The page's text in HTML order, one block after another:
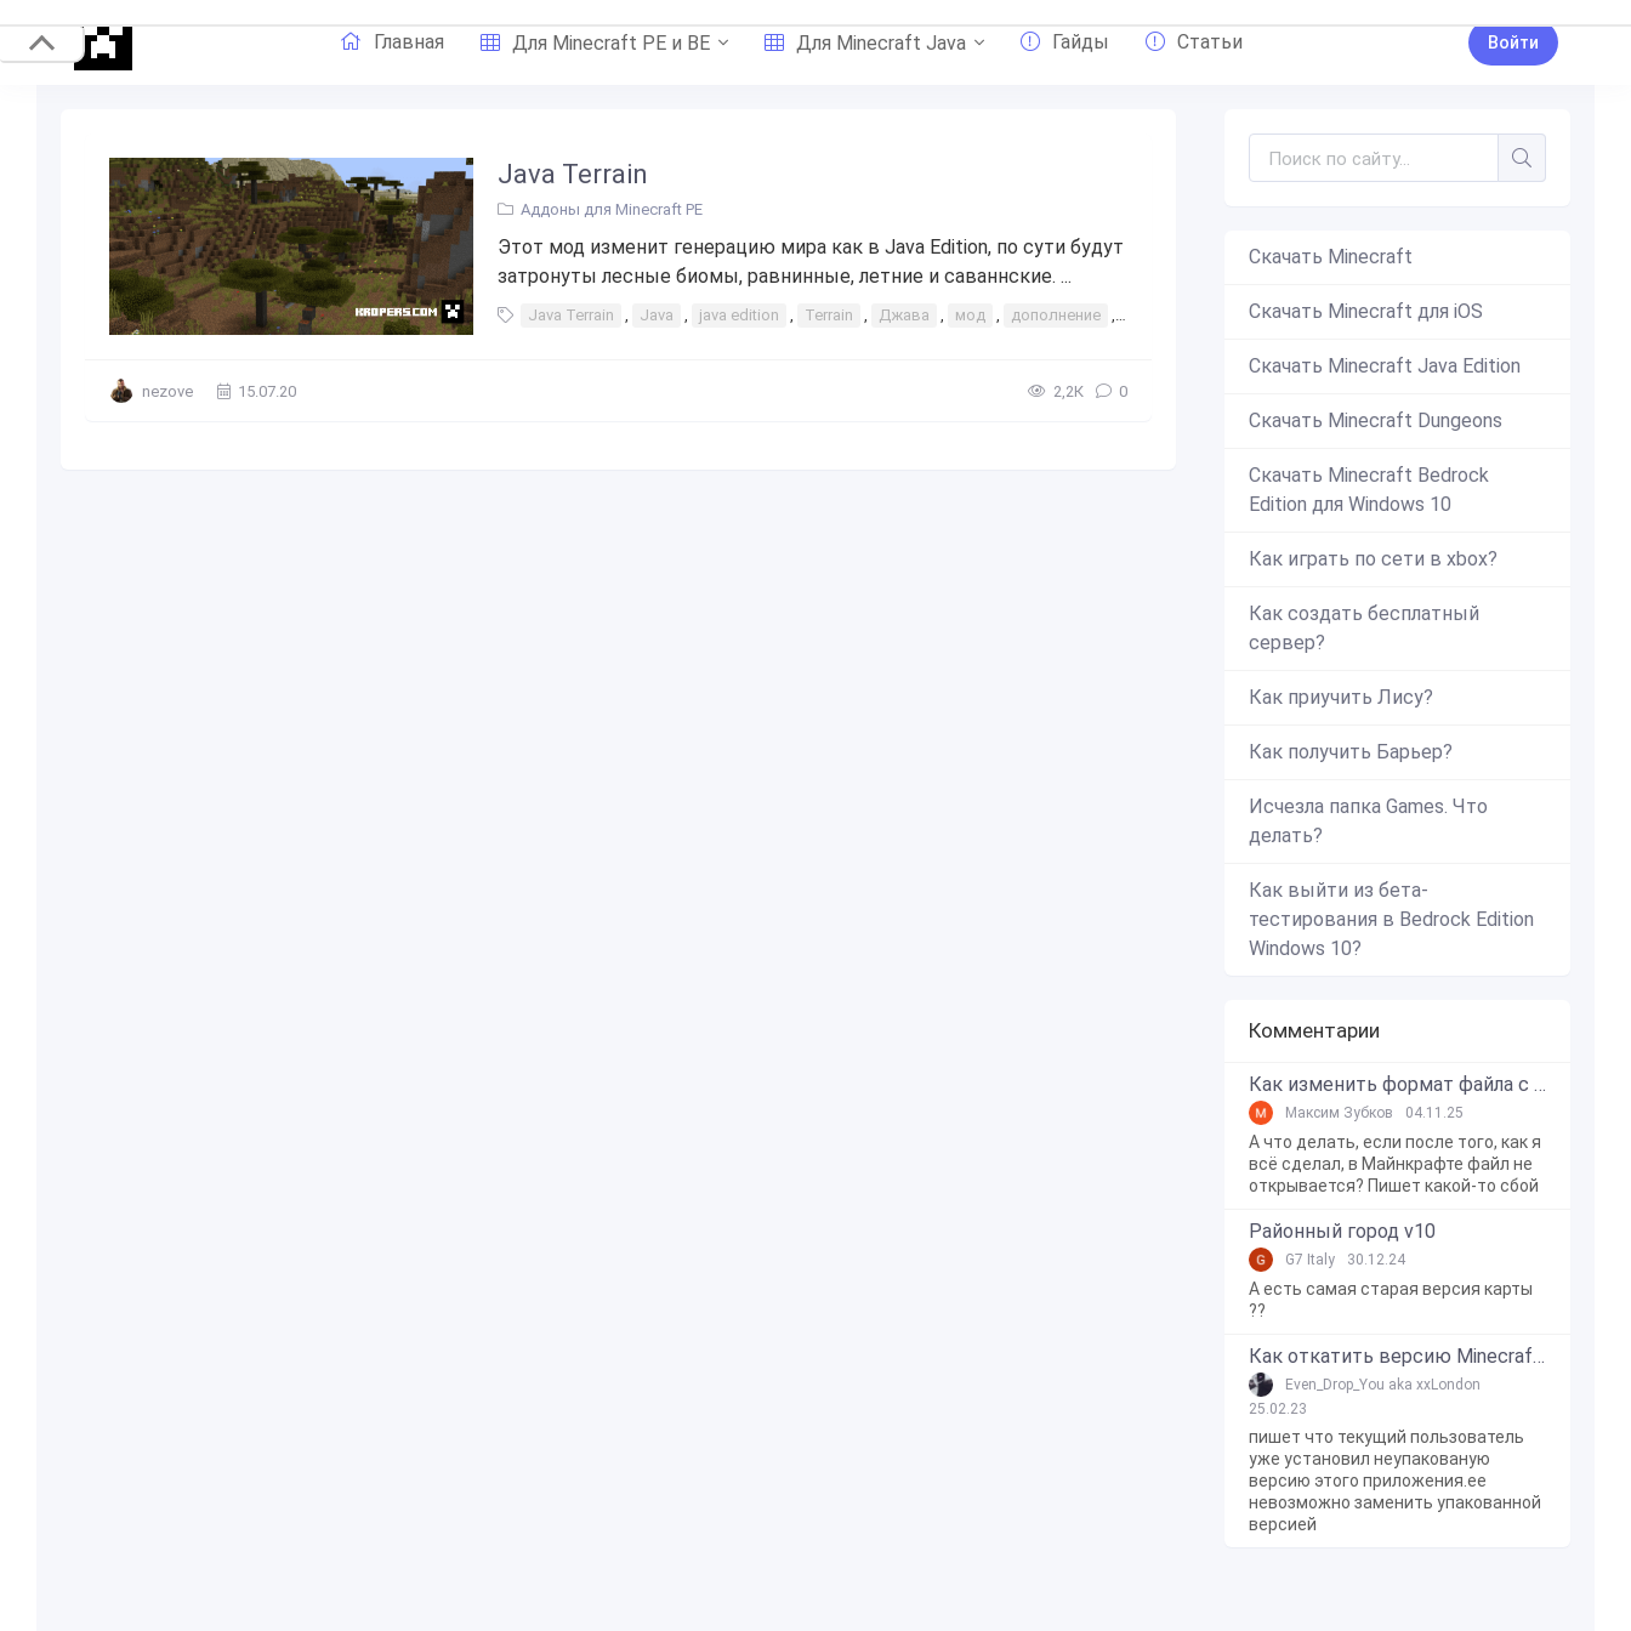
Главная Для Minecraft PE и BE Для Minecraft Java Гайды Статьи Войти
Java Terrain
Аддоны для Minecraft PE
Этот мод изменит генерацию мира как в Java Edition, по сути будут
затронуты лесные биомы, равнинные, летние и саваннские. ...
Java Terrain , Java , java edition , Terrain , Джава , мод , дополнение , , биом , биум , Аддон
nezove 15.07.20 2,2К 0
Скачать Minecraft
Скачать Minecraft для iOS
Скачать Minecraft Java Edition
Скачать Minecraft Dungeons
Скачать Minecraft Bedrock
Edition для Windows 10
Как играть по сети в xbox?
Как создать бесплатный
сервер?
Как приучить Лису?
Как получить Барьер?
Исчезла папка Games. Что
делать?
Как выйти из бета-
тестирования в Bedrock Edition
Windows 10?
Комментарии
Как изменить формат файла с zip в mcworld?
Максим Зубков 04.11.25
А что делать, если после того, как я
всё сделал, в Майнкрафте файл не
открывается? Пишет какой-то сбой
Районный город v10
G7 Italy 30.12.24
А есть самая старая версия карты
??
Как откатить версию Minecraft Bedrock Edition на Windows 10?
Even_Drop_You aka xxLondon
25.02.23
пишет что текущий пользователь
уже установил неупакованую
версию этого приложения.ее
невозможно заменить упакованной
версией